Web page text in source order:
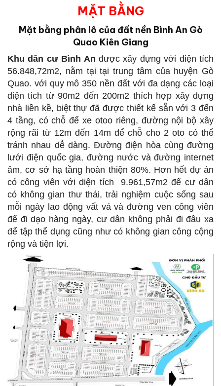
MẶT BẰNG
Mặt bằng phân lô của đất nền Bình An Gò
Quao Kiên Giang
Khu dân cư Bình An được xây dựng với diện tích
56.848,72m2, nằm tại tại trung tâm của huyện Gò
Quao. với quy mô 350 nền đất với đa dạng các loại
diện tích từ 90m2 đến 200m2 thích hợp xây dựng
nhà liền kề, biệt thự đã được thiết kế sẵn với 3 đến
4 tầng, có chỗ để xe otoo riêng, đường nội bộ xây
rộng rãi từ 12m đến 14m để chỗ cho 2 oto có thể
tránh nhau dễ dàng. Đường điện hòa cùng đường
lưới điện quốc gia, đường nước và đường internet
âm, cơ sở hạ tầng hoàn thiện 80%. Hơn hết dự án
có công viên với diện tích 9.961,57m2 để cư dân
có không gian thư thái, trải nghiệm cuộc sống sau
mỗi ngày lao động vất vả và đường ven công viên
để đi dạo hàng ngày, cư dân không phải đi đâu xa
để tập thể dụng cũng như có không gian công cộng
rộng và tiện lợi.